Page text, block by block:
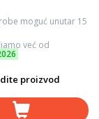
moguć unutar 15
već od
proizvod